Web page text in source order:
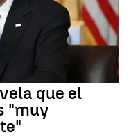
que el
"muy